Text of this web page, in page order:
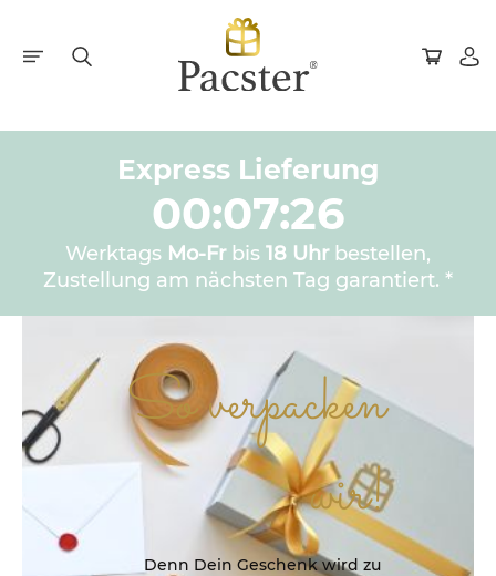
Express Lieferung
00:07:25
Werktags Mo-Frbis 18 Uhrbestellen,
Zustellung am nächsten Tag garantiert. *
So verpacken
wir!
Denn Dein Geschenk wird zu